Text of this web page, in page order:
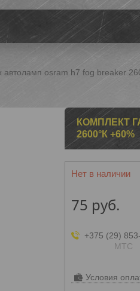
автоламп osram h7 fog breaker
КОМПЛЕКТ
2600°К +60%
Нет в наличии
75 руб.
+375 (29)
МТС
Условия